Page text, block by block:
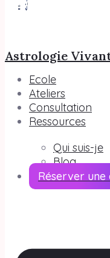
Astrologie
Ecole
Ateliers
Consultation
Ressources
Qui suis-je
Blog
Réserver une